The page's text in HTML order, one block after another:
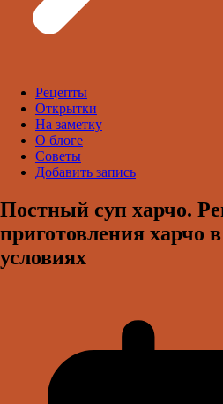
Рецепты
Открытки
На заметку
О блоге
Советы
Добавить запись
Постный суп харчо.
приготовления харчо
условиях